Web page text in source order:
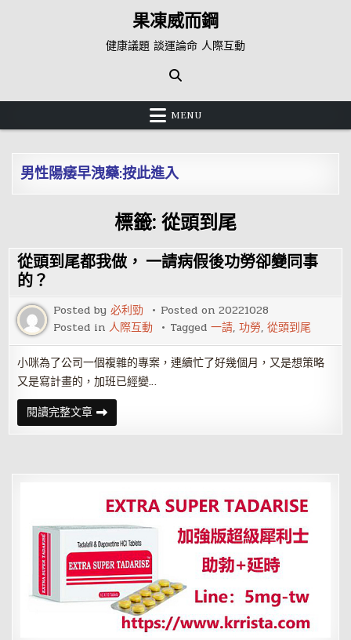
果凍威而鋼
健康議題 談運論命 人際互動
MENU
男性陽痿早洩藥:按此進入
標籤: 從頭到尾
從頭到尾都我做， 一請病假後功勞卻變同事
的？
Posted by必利勁 Posted on20221028
Posted in人際互動 Tagged一請,功勞,從頭到尾
小咪為了公司一個複雜的專案，連續忙了好幾個月，又是想策略
又是寫計畫的，加班已經變…
閱讀完整文章從
頭
到
做，
病
假
後
功
勞
卻
變
同
事
的？